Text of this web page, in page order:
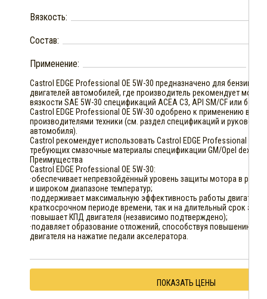
Вязкость:
Состав:
Применение:
Castrol EDGE Professional OE 5W-30 предназначено для
двигателей автомобилей, где производитель рекомендует
вязкости SAE 5W-30 спецификаций ACEA С3, API SM/CF или более
Castrol EDGE Professional OE 5W-30 одобрено к применению
производителями техники (см. раздел спецификаций и
автомобиля).
Castrol рекомендует использовать Castrol EDGE Professional OE
требующих смазочные материалы спецификации GM/Opel dexos2.
Преимущества
Castrol EDGE Professional OE 5W-30:
·обеспечивает непревзойдённый уровень защиты мотора в
и широком диапазоне температур;
·поддерживает максимальную эффективность работы двигателя,
краткосрочном периоде времени, так и на длительный срок
·повышает КПД двигателя (независимо подтверждено);
·подавляет образование отложений, способствуя повышению
двигателя на нажатие педали акселератора.
ПОКАЗАТЬ ЦЕНЫ